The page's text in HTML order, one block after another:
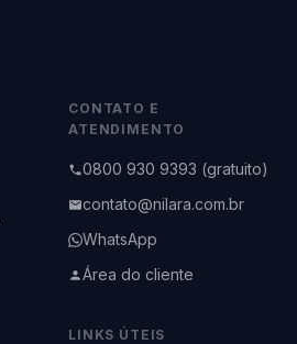
CONTATO E
ATENDIMENTO
0800 930 9393 (gratuito)
contato@nilara.com.br
WhatsApp
Área do cliente
LINKS ÚTEIS